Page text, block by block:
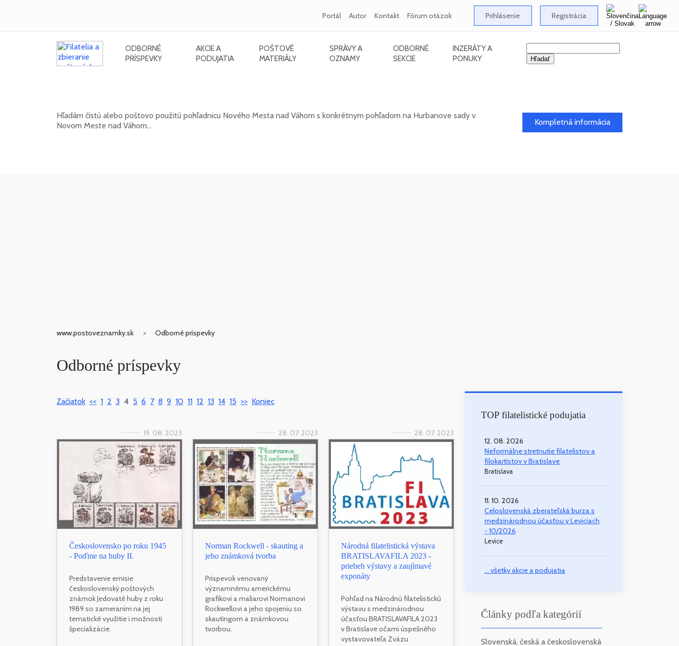
Portál Autor Kontakt Fórum otázok Prihlásenie Registrácia
ODBORNÉ
PRÍSPEVKY
AKCIE A
PODUJATIA
POŠTOVÉ
MATERIÁLY
SPRÁVY A
OZNAMY
ODBORNÉ
SEKCIE
INZERÁTY A
PONUKY
Hľadám čistú alebo poštovo použitú pohľadnicu Nového Mesta nad Váhom s konkrétnym pohľadom na Hurbanove sady v
Novom Meste nad Váhom...
Kompletná informácia
www.postoveznamky.sk Odborné príspevky
Odborné príspevky
Začiatok << 1 2 3 4 5 6 7 8 9 10 11 12 13 14 15 >> Koniec
19. 08. 2023
Československo po roku 1945
- Poďme na huby II.
Predstavenie emisie
československý poštových
známok Jedovaté huby z roku
1989 so zameraním na jej
tematické využitie i možnosti
špecializácie.
28. 07. 2023
Norman Rockwell - skauting a
jeho známková tvorba
Príspevok venovaný
významnému americkému
grafikovi a maliarovi Normanovi
Rockwellovi a jeho spojeniu so
skautingom a známkovou
tvorbou.
28. 07. 2023
Národná filatelistická výstava
BRATISLAVAFILA 2023 -
priebeh výstavy a zaujímavé
exponáty
Pohľad na Národnú filatelistickú
výstavu s medzinárodnou
účasťou BRATISLAVAFILA 2023
v Bratislave očami úspešného
vystavovateľa Zväzu
TOP filatelistické podujatia
12. 08. 2026
Neformálne stretnutie filatelistov a
filokartistov v Bratislave
Bratislava
11. 10. 2026
Celoslovenská zberateľská burza s
medzinárodnou účasťou v Leviciach
- 10/2026
Levice
... všetky akcie a podujatia
Články podľa kategórií
Slovenská, česká a československá